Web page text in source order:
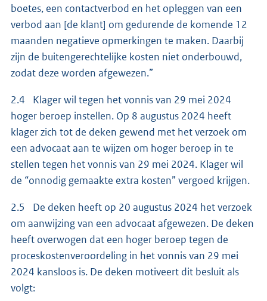
boetes, een contactverbod en het opleggen van een
verbod aan [de klant] om gedurende de komende 12
maanden negatieve opmerkingen te maken. Daarbij
zijn de buitengerechtelijke kosten niet onderbouwd,
zodat deze worden afgewezen.”
2.4 Klager wil tegen het vonnis van 29 mei 2024
hoger beroep instellen. Op 8 augustus 2024 heeft
klager zich tot de deken gewend met het verzoek om
een advocaat aan te wijzen om hoger beroep in te
stellen tegen het vonnis van 29 mei 2024. Klager wil
de “onnodig gemaakte extra kosten” vergoed krijgen.
2.5 De deken heeft op 20 augustus 2024 het verzoek
om aanwijzing van een advocaat afgewezen. De deken
heeft overwogen dat een hoger beroep tegen de
proceskostenveroordeling in het vonnis van 29 mei
2024 kansloos is. De deken motiveert dit besluit als
volgt: